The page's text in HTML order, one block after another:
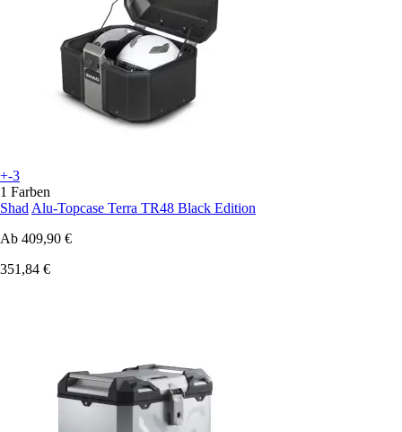
+-3
1 Farben
ShadAlu-Topcase Terra TR48 Black Edition
Ab 409,90 €
351,84 €